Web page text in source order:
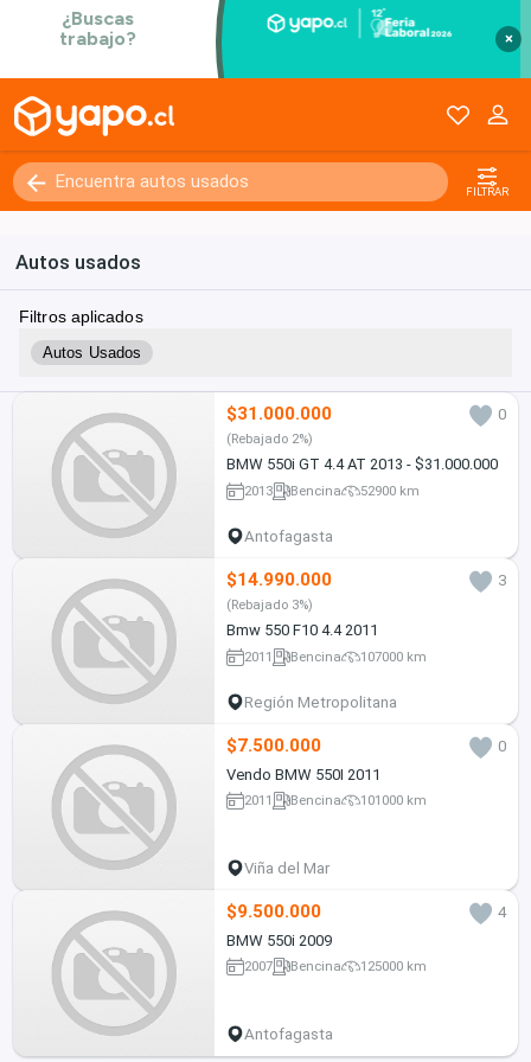
×
FILTRAR
Autos usados
Filtros aplicados
Autos Usados
$31.000.000 0
(Rebajado 2%)
BMW 550i GT 4.4 AT 2013 - $31.000.000
2013 Bencina 52900 km
Antofagasta
$14.990.000 3
(Rebajado 3%)
Bmw 550 F10 4.4 2011
2011 Bencina 107000 km
Región Metropolitana
$7.500.000
0
Vendo BMW 550I 2011
2011 Bencina 101000 km
Viña del Mar
$9.500.000
4
BMW 550i 2009
2007 Bencina 125000 km
Antofagasta